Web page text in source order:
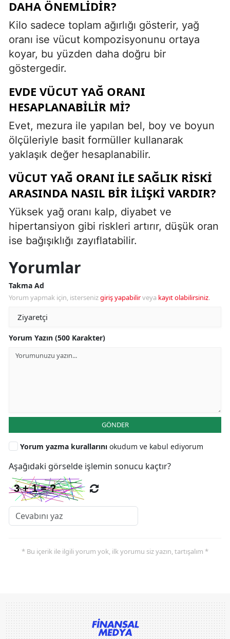
DAHA ÖNEMLIDIR?
Kilo sadece toplam ağırlığı gösterir, yağ
oranı ise vücut kompozisyonunu ortaya
koyar, bu yüzden daha doğru bir
göstergedir.
EVDE VÜCUT YAĞ ORANI
HESAPLANABILIR MI?
Evet, mezura ile yapılan bel, boy ve boyun
ölçüleriyle basit formüller kullanarak
yaklaşık değer hesaplanabilir.
VÜCUT YAĞ ORANI ILE SAĞLIK RISKI
ARASINDA NASIL BIR ILIŞKI VARDIR?
Yüksek yağ oranı kalp, diyabet ve
hipertansiyon gibi riskleri artırır, düşük oran
ise bağışıklığı zayıflatabilir.
Yorumlar
Takma Ad
Yorum yapmak için, istersenizgiriş yapabilirveya kayıt olabilirsiniz.
Yorum Yazın (500 Karakter)
GÖNDER
Yorum yazma kurallarını okudum ve kabul ediyorum
Aşağıdaki görselde işlemin sonucu kaçtır?
* Bu içerik ile ilgili yorum yok, ilk yorumu siz yazın, tartışalım *